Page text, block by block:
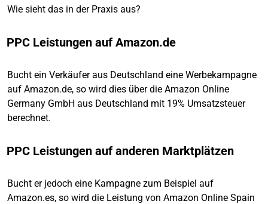
Wie sieht das in der Praxis aus?
PPC Leistungen auf Amazon.de
Bucht ein Verkäufer aus Deutschland eine Werbekampagne
auf Amazon.de, so wird dies über die Amazon Online
Germany GmbH aus Deutschland mit 19% Umsatzsteuer
berechnet.
PPC Leistungen auf anderen Marktplätzen
Bucht er jedoch eine Kampagne zum Beispiel auf
Amazon.es, so wird die Leistung von Amazon Online Spain